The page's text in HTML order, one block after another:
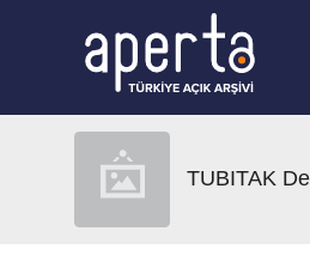
TUBITAK